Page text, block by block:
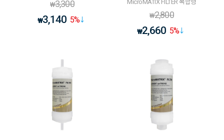
₩3,300
₩3,140 5%
MicroMATIX FILTER 복합형
₩2,800
₩2,660 5%